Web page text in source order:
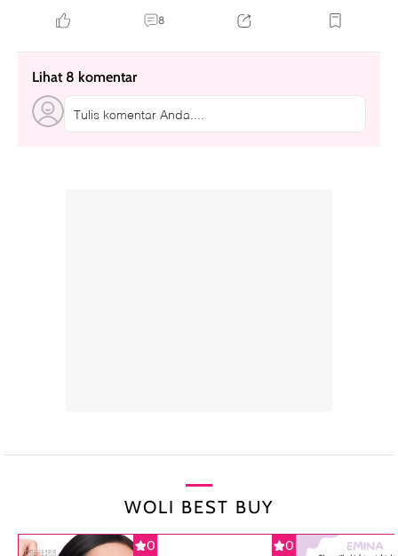
8
Lihat 8 komentar
Tulis komentar Anda....
WOLI BEST BUY
0 0